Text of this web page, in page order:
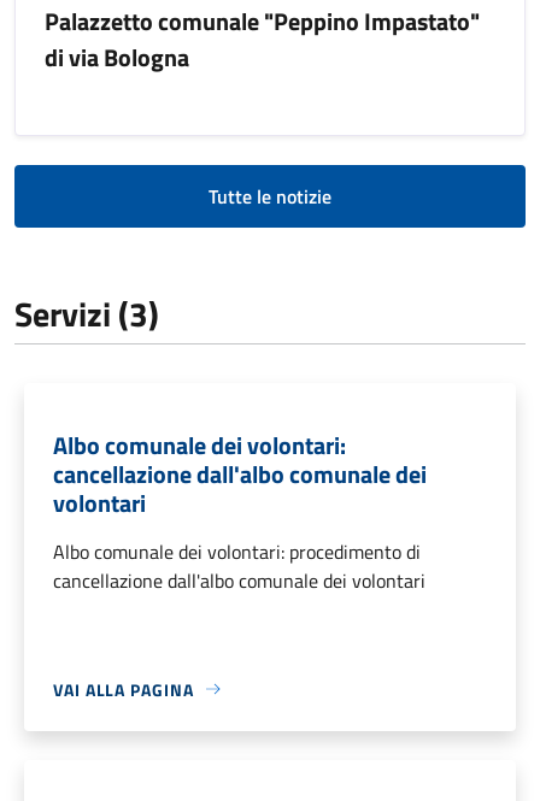
Palazzetto comunale "Peppino Impastato"
di via Bologna
Tutte le notizie
Servizi (3)
Albo comunale dei volontari:
cancellazione dall'albo comunale dei
volontari
Albo comunale dei volontari: procedimento di
cancellazione dall'albo comunale dei volontari
VAI ALLA PAGINA